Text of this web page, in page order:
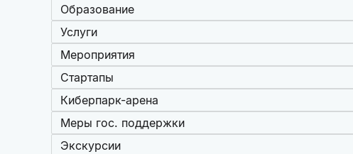
Образование
Услуги
Мероприятия
Стартапы
Киберпарк-арена
Меры гос. поддержки
Экскурсии